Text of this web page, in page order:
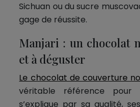
Sichuan ou du sucre
gage de réussite.
Manjari : un chocolat
et à déguster
Le chocolat de couverture
véritable référence pour
s’explique par sa qualité,